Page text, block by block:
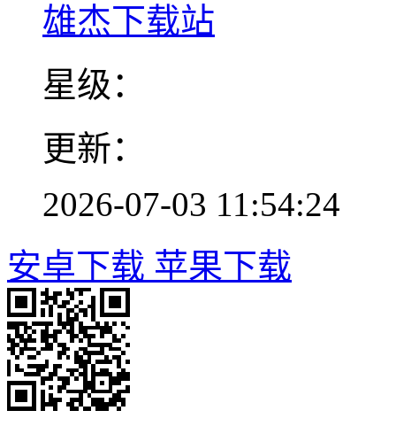
雄杰下载站
星级：
更新：
2026-07-03 11:54:24
安卓下载 苹果下载